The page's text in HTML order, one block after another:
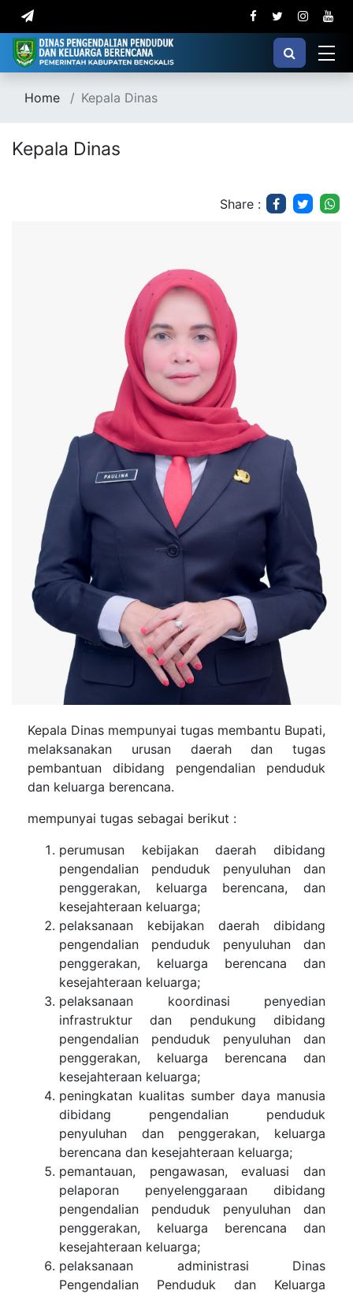
Home Kepala Dinas
Kepala Dinas
Share :
Kepala Dinas mempunyai tugas membantu Bupati,
melaksanakan urusan daerah dan tugas
pembantuan dibidang pengendalian penduduk
dan keluarga berencana.
mempunyai tugas sebagai berikut :
perumusan kebijakan daerah dibidang
pengendalian penduduk penyuluhan dan
penggerakan, keluarga berencana, dan
kesejahteraan keluarga;
pelaksanaan kebijakan daerah dibidang
pengendalian penduduk penyuluhan dan
penggerakan, keluarga berencana dan
kesejahteraan keluarga;
pelaksanaan koordinasi penyedian
infrastruktur dan pendukung dibidang
pengendalian penduduk penyuluhan dan
penggerakan, keluarga berencana dan
kesejahteraan keluarga;
peningkatan kualitas sumber daya manusia
dibidang pengendalian penduduk
penyuluhan dan penggerakan, keluarga
berencana dan kesejahteraan keluarga;
pemantauan, pengawasan, evaluasi dan
pelaporan penyelenggaraan dibidang
pengendalian penduduk penyuluhan dan
penggerakan, keluarga berencana dan
kesejahteraan keluarga;
pelaksanaan administrasi Dinas
Pengendalian Penduduk dan Keluarga